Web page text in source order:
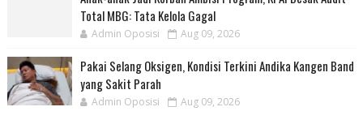
Total MBG: Tata Kelola Gagal
Admin Oposisi Aug 09, 2026
Pakai Selang Oksigen, Kondisi Terkini Andika Kangen Band
yang Sakit Parah
Admin Oposisi Aug 09, 2026